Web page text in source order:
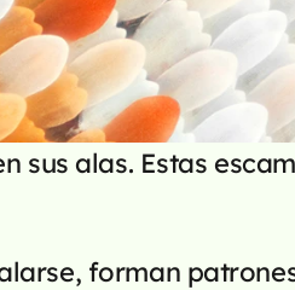
sus alas. Estas
forman